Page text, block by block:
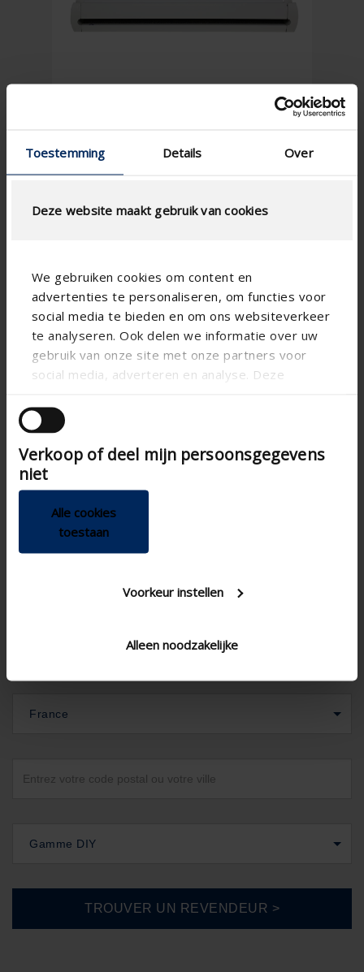
Toestemming Details Over
Deze website maakt gebruik van cookies
We gebruiken cookies om content en
advertenties te personaliseren, om functies voor
social media te bieden en om ons websiteverkeer
te analyseren. Ook delen we informatie over uw
gebruik van onze site met onze partners voor
social media, adverteren en analyse. Deze
andere informatie die u aan ze heeft verstrekt of
die ze hebben verzameld op basis van uw gebruik
van hun services.
Verkoop of deel mijn persoonsgegevens
niet
Alle cookies
toestaan
Voorkeur instellen
Alleen noodzakelijke
Spécifications basées sur votre calcul
Type de moustiquaire
CALCUL DU DÉBIT D'AIR
Spécifications techniques
France
Gamme DIY